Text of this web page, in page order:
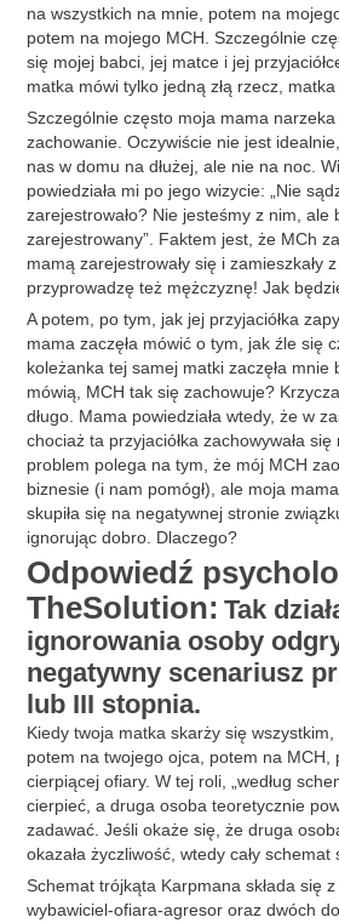
na wszystkich na mnie, potem na
potem na mojego MCH. Szczególnie
się mojej babci, jej matce i jej
matka mówi tylko jedną złą rzecz,
Szczególnie często moja mama
zachowanie. Oczywiście nie jest
nas w domu na dłużej, ale nie na noc.
powiedziała mi po jego wizycie: „Nie
zarejestrowało? Nie jesteśmy z nim, ale
zarejestrowany”. Faktem jest, że MCh
mamą zarejestrowały się i zamieszkały z
przyprowadzę też mężczyznę! Jak
A potem, po tym, jak jej przyjaciółka
mama zaczęła mówić o tym, jak źle się
koleżanka tej samej matki zaczęła mnie
mówią, MCH tak się zachowuje?
długo. Mama powiedziała wtedy, że w
chociaż ta przyjaciółka zachowywała
problem polega na tym, że mój MCH
biznesie (i nam pomógł), ale moja
skupiła się na negatywnej stronie
ignorując dobro. Dlaczego?
Odpowiedź
TheSolution: Tak
ignorowania osoby
negatywny scenariusz
lub III stopnia.
Kiedy twoja matka skarży się
potem na twojego ojca, potem na MCH,
cierpiącej ofiary. W tej roli, „według
cierpieć, a druga osoba teoretycznie
zadawać. Jeśli okaże się, że druga
okazała życzliwość, wtedy cały schemat
Schemat trójkąta Karpmana składa się
wybawiciel-ofiara-agresor oraz dwóch